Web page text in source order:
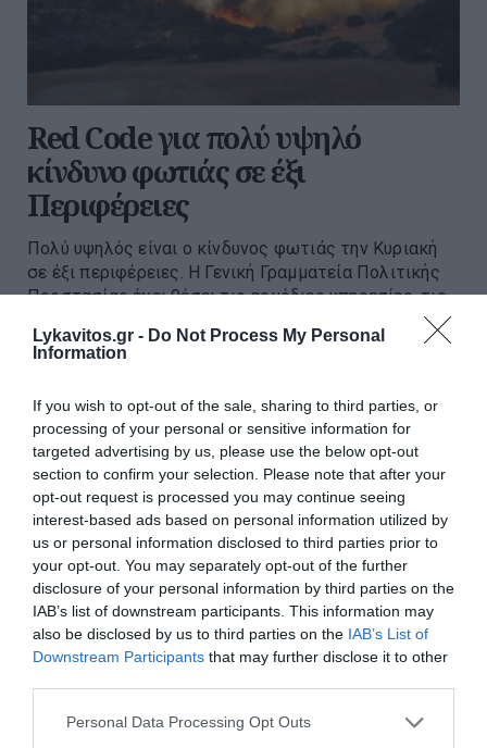
Lykavitos.gr - Do Not Process My Personal
Information
If you wish to opt-out of the sale, sharing to third parties, or
processing of your personal or sensitive information for
targeted advertising by us, please use the below opt-out
section to confirm your selection. Please note that after your
opt-out request is processed you may continue seeing
interest-based ads based on personal information utilized by
us or personal information disclosed to third parties prior to
your opt-out. You may separately opt-out of the further
disclosure of your personal information by third parties on the
IAB’s list of downstream participants. This information may
also be disclosed by us to third parties on the IAB’s List of
Downstream Participants that may further disclose it to other
Please note that this website/app uses one or more Google
Personal Data Processing Opt Outs
Red Code για πολύ υψηλό
κίνδυνο φωτιάς σε έξι
Περιφέρειες
Πολύ υψηλός είναι ο κίνδυνος φωτιάς την Κυριακή
σε έξι περιφέρειες. H Γενική Γραμματεία Πολιτικής
Προστασίας έχει θέσει τις αρμόδιες υπηρεσίες, τις
ετοιμότητα, καθώς ο κί...